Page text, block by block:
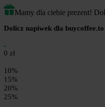
Mamy dla ciebie prezent!
Dolicz napiwek dla buycoffee.to
0 zł
10%
15%
20%
25%